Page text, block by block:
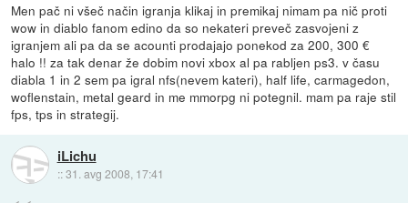
Men pač ni všeč način igranja klikaj in premikaj nimam pa nič proti
wow in diablo fanom edino da so nekateri preveč zasvojeni z
igranjem ali pa da se acounti prodajajo ponekod za 200, 300 €
halo !! za tak denar že dobim novi xbox al pa rabljen ps3. v času
diabla 1 in 2 sem pa igral nfs(nevem kateri), half life, carmagedon,
woflenstain, metal geard in me mmorpg ni potegnil. mam pa raje stil
fps, tps in strategij.
iLichu
::31. avg 2008, 17:41